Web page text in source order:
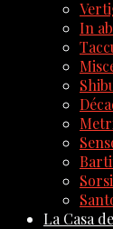
In
La Casa